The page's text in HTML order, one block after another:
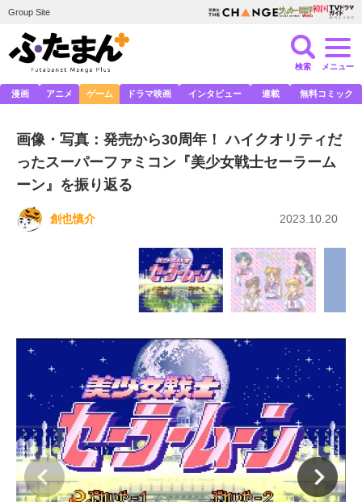
Group Site
検索 メニュー
漫画 アニメ ゲーム ドラマ映画 インタビュー 連載 無料コミック
画像・写真：発売から30周年！ ハイクオリティだ
ったスーパーファミコン『美少女戦士セーラーム
ーン』を振り返る
創也慎介 2023.10.20